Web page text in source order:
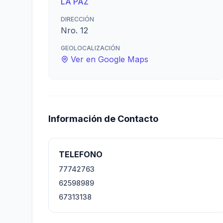
DIRECCIÓN
Nro. 12
GEOLOCALIZACIÓN
Ver en Google Maps
Información de Contacto
TELEFONO
77742763
62598989
67313138